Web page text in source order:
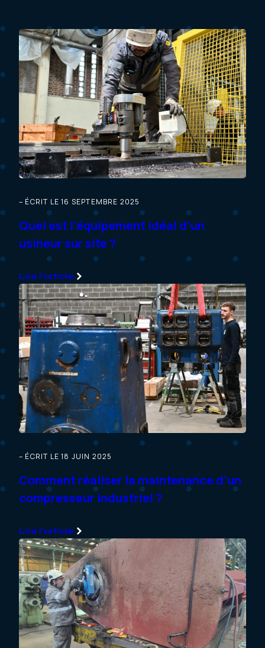
– ÉCRIT LE 16 SEPTEMBRE 2025
Quel est l’équipement idéal d’un
usineur sur site ?
Lire l’article
– ÉCRIT LE 18 JUIN 2025
Comment réaliser la maintenance d’un
compresseur industriel ?
Lire l’article